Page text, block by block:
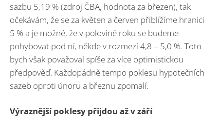
sazbu 5,19 % (zdroj ČBA, hodnota za březen), tak
očekávám, že se za květen a červen přiblížíme hranici
5 % a je možné, že v polovině roku se budeme
pohybovat pod ní, někde v rozmezí 4,8 – 5,0 %. Toto
bych však považoval spíše za více optimistickou
předpověď. Každopádně tempo poklesu hypotečních
sazeb oproti únoru a březnu zpomalí.
Výraznější poklesy přijdou až v září